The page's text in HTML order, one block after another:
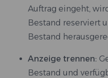
Auftrag eingeht,
Bestand reserviert
Bestand
Anzeige trennen:
Bestand und